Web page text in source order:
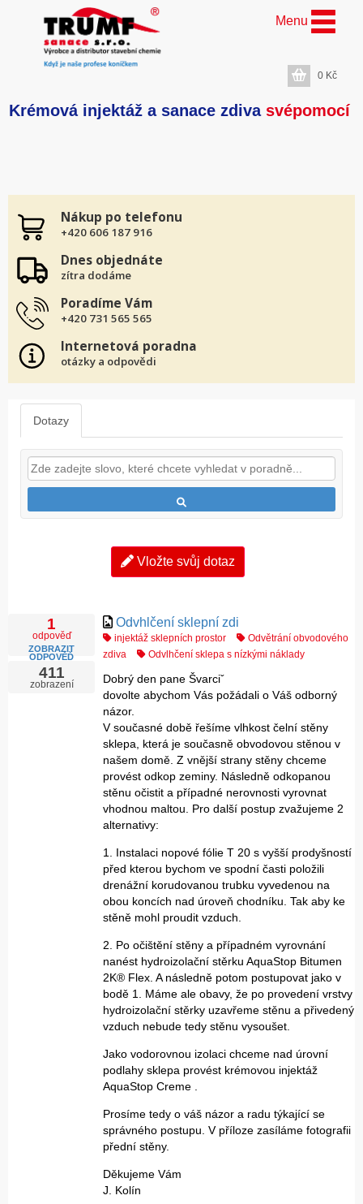
Krémová injektáž a sanace zdiva svépomocí
Menu
0 Kč
Nákup po telefonu
+420 606 187 916
Dnes objednáte
zítra dodáme
Poradíme Vám
+420 731 565 565
Internetová poradna
otázky a odpovědi
Dotazy
Vložte svůj dotaz
1
odpověď
ZOBRAZIT
ODPOVĚĎ
411
zobrazení
Odvhlčení sklepní zdi
injektáž sklepních prostor
Odvětrání obvodového
zdiva
Odvlhčení sklepa s nízkými náklady
Dobrý den pane Švarciˇ
dovolte abychom Vás požádali o Váš odborný
názor.
V současné době řešíme vlhkost čelní stěny
sklepa, která je současně obvodovou stěnou v
našem domě. Z vnější strany stěny chceme
provést odkop zeminy. Následně odkopanou
stěnu očistit a případné nerovnosti vyrovnat
vhodnou maltou. Pro další postup zvažujeme 2
alternativy:
1. Instalaci nopové fólie T 20 s vyšší prodyšností
před kterou bychom ve spodní časti položili
drenážní korudovanou trubku vyvedenou na
obou koncích nad úroveň chodníku. Tak aby ke
stěně mohl proudit vzduch.
2. Po očištění stěny a případném vyrovnání
nanést hydroizolační stěrku AquaStop Bitumen
2K® Flex. A následně potom postupovat jako v
bodě 1. Máme ale obavy, že po provedení vrstvy
hydroizolační stěrky uzavřeme stěnu a přivedený
vzduch nebude tedy stěnu vysoušet.
Jako vodorovnou izolaci chceme nad úrovní
podlahy sklepa provést krémovou injektáž
AquaStop Creme .
Prosíme tedy o váš názor a radu týkající se
správného postupu. V příloze zasíláme fotografii
přední stěny.
Děkujeme Vám
J. Kolín